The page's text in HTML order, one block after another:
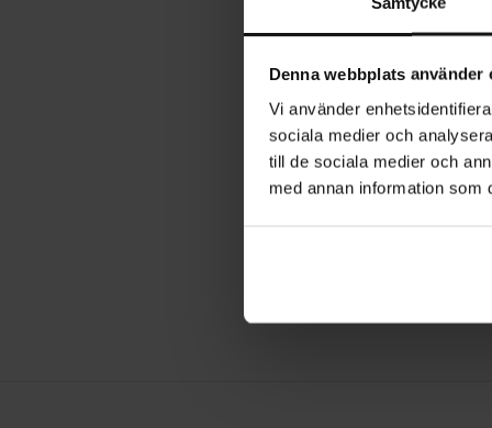
Denna webbplats använder
Vi använder
sociala medier och
till de sociala medier och
med annan information som
Knotter